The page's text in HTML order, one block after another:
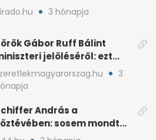
Orbán Gáspár
3 hónapja
Gábor Ruff Bálint
jelöléséről: ezt
a posztjában
3
András a
sosem mondta,
fog nyerni